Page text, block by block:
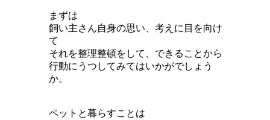
まずは
飼い主さん自身の思い、考えに目を向け
て
それを整理整頓をして、できることから
行動にうつしてみてはいかがでしょう
か。
ペットと暮らすことは